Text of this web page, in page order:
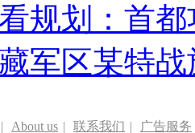
规划：首
军区某特
| About us | 联系我们 | 广告服务